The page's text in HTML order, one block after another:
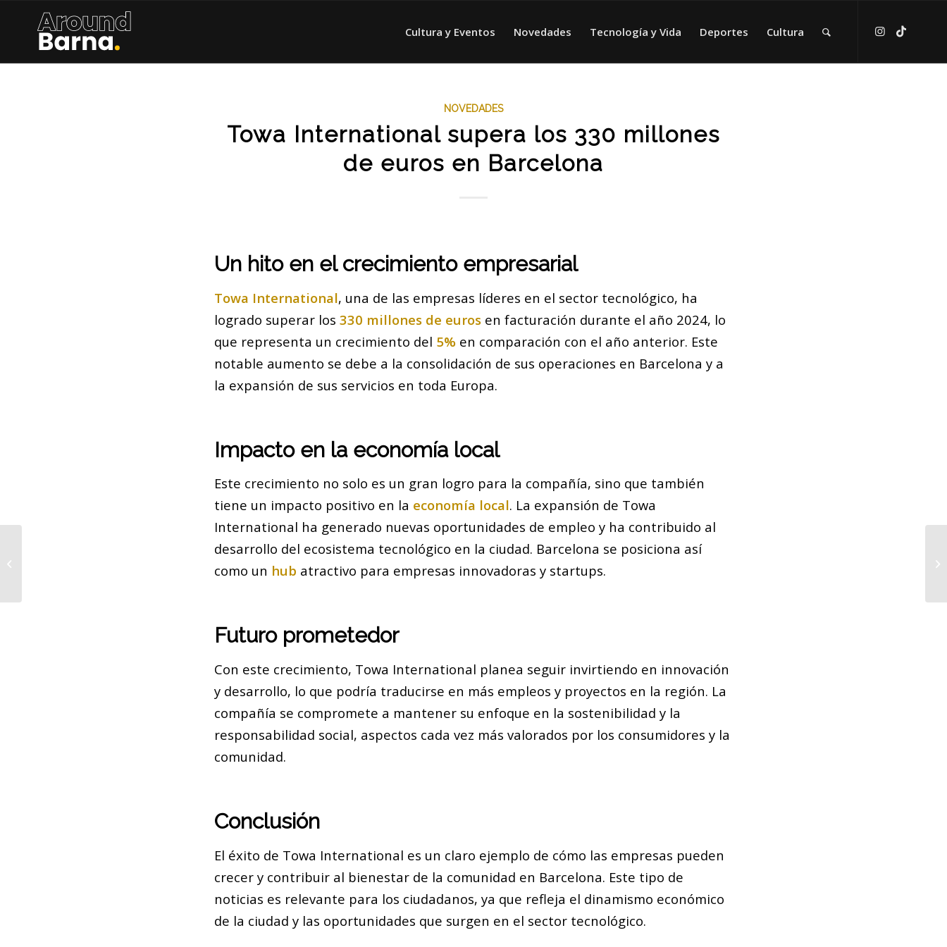
Cultura y Eventos Novedades Tecnología y Vida Deportes Cultura
NOVEDADES
Towa International supera los 330 millones
de euros en Barcelona
Un hito en el crecimiento empresarial
Towa International, una de las empresas líderes en el sector tecnológico, ha
logrado superar los 330 millones de euros en facturación durante el año 2024, lo
que representa un crecimiento del 5% en comparación con el año anterior. Este
notable aumento se debe a la consolidación de sus operaciones en Barcelona y a
la expansión de sus servicios en toda Europa.
Impacto en la economía local
Este crecimiento no solo es un gran logro para la compañía, sino que también
tiene un impacto positivo en la economía local. La expansión de Towa
International ha generado nuevas oportunidades de empleo y ha contribuido al
desarrollo del ecosistema tecnológico en la ciudad. Barcelona se posiciona así
como un hub atractivo para empresas innovadoras y startups.
Futuro prometedor
Con este crecimiento, Towa International planea seguir invirtiendo en innovación
y desarrollo, lo que podría traducirse en más empleos y proyectos en la región. La
compañía se compromete a mantener su enfoque en la sostenibilidad y la
responsabilidad social, aspectos cada vez más valorados por los consumidores y la
comunidad.
Conclusión
El éxito de Towa International es un claro ejemplo de cómo las empresas pueden
crecer y contribuir al bienestar de la comunidad en Barcelona. Este tipo de
noticias es relevante para los ciudadanos, ya que refleja el dinamismo económico
de la ciudad y las oportunidades que surgen en el sector tecnológico.